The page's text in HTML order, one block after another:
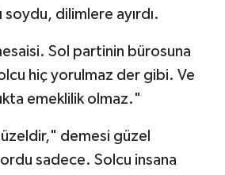
dilimlere ayırdı.
Sol partinin bürosuna
hiç yorulmaz der gibi. Ve
emeklilik olmaz."
demesi güzel
sadece. Solcu insana